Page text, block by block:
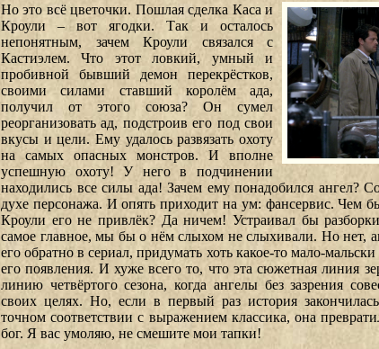
Но это всё цветочки. Пошлая сделка Каса и
Кроули – вот ягодки. Так и осталось
непонятным, зачем Кроули связался с
Кастиэлем. Что этот ловкий, умный и
пробивной бывший демон перекрёстков,
своими силами ставший королём ада,
получил от этого союза? Он сумел
реорганизовать ад, подстроив его под свои
вкусы и цели. Ему удалось развязать охоту
на самых опасных монстров. И вполне
успешную охоту! У него в подчинении
находились все силы ада! Зачем ему понадобился ангел?
духе персонажа. И опять приходит на ум: фансервис. Чем
Кроули его не привлёк? Да ничем! Устраивал бы
самое главное, мы бы о нём слыхом не слыхивали. Но нет,
его обратно в сериал, придумать хоть какое-то мало-
его появления. И хуже всего то, что эта сюжетная линия
линию четвёртого сезона, когда ангелы без зазрения
своих целях. Но, если в первый раз история
точном соответствии с выражением классика, она
бог. Я вас умоляю, не смешите мои тапки!